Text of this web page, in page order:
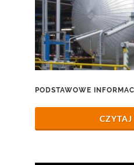
PODSTAWOWE
CZYTAJ